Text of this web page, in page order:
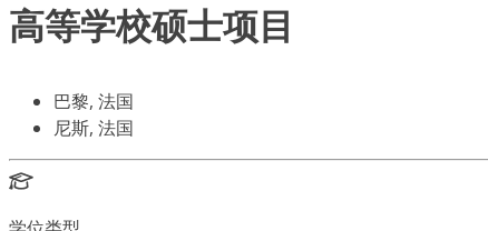
高等学校硕士项目
巴黎, 法国
尼斯, 法国